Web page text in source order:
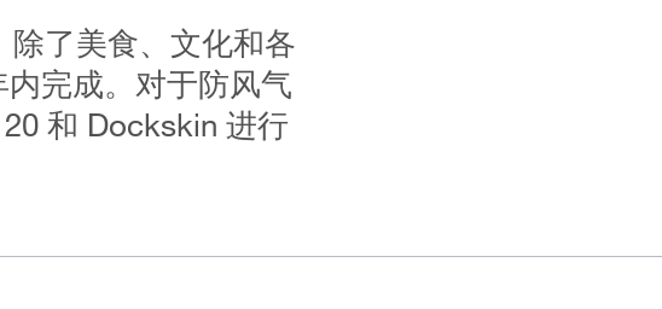
了美食、文化和各
完成。对于防风气
和 Dockskin 进行